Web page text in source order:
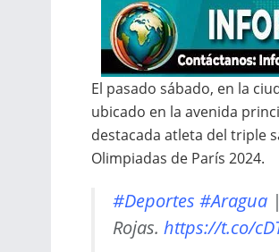
El pasado sábado, en la
ubicado en la avenida
destacada atleta del triple
Olimpiadas de París 2024.
#Deportes #Aragua
Rojas. https://t.co/